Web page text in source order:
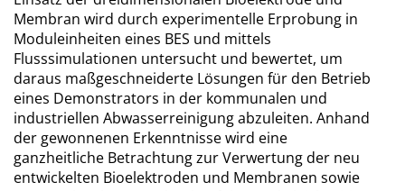
Membran wird durch experimentelle Erprobung in
Moduleinheiten eines BES und mittels
Flusssimulationen untersucht und bewertet, um
daraus maßgeschneiderte Lösungen für den Betrieb
eines Demonstrators in der kommunalen und
industriellen Abwasserreinigung abzuleiten. Anhand
der gewonnenen Erkenntnisse wird eine
ganzheitliche Betrachtung zur Verwertung der neu
entwickelten Bioelektroden und Membranen sowie